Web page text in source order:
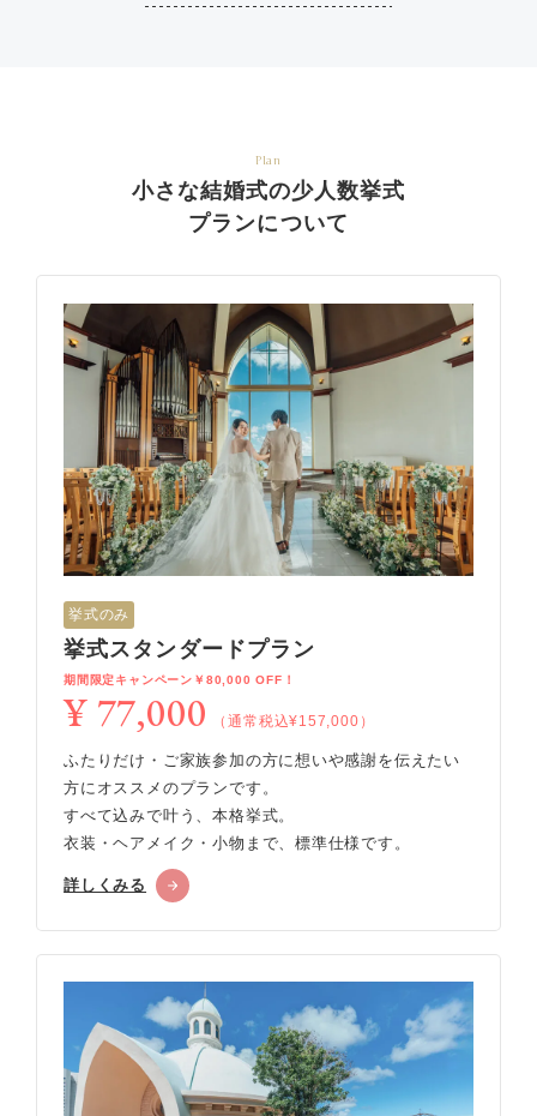
Plan
小さな結婚式の少人数挙式
プランについて
挙式のみ
挙式スタンダードプラン
期間限定キャンペーン￥80,000 OFF！
¥ 77,000 （通常税込¥157,000）
ふたりだけ・ご家族参加の方に想いや感謝を伝えたい
方にオススメのプランです。
すべて込みで叶う、本格挙式。
衣装・ヘアメイク・小物まで、標準仕様です。
詳しくみる